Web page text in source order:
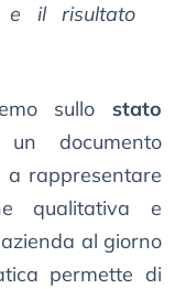
e il risultato
sullo stato
documento
a rappresentare
qualitativa e
al giorno
permette di